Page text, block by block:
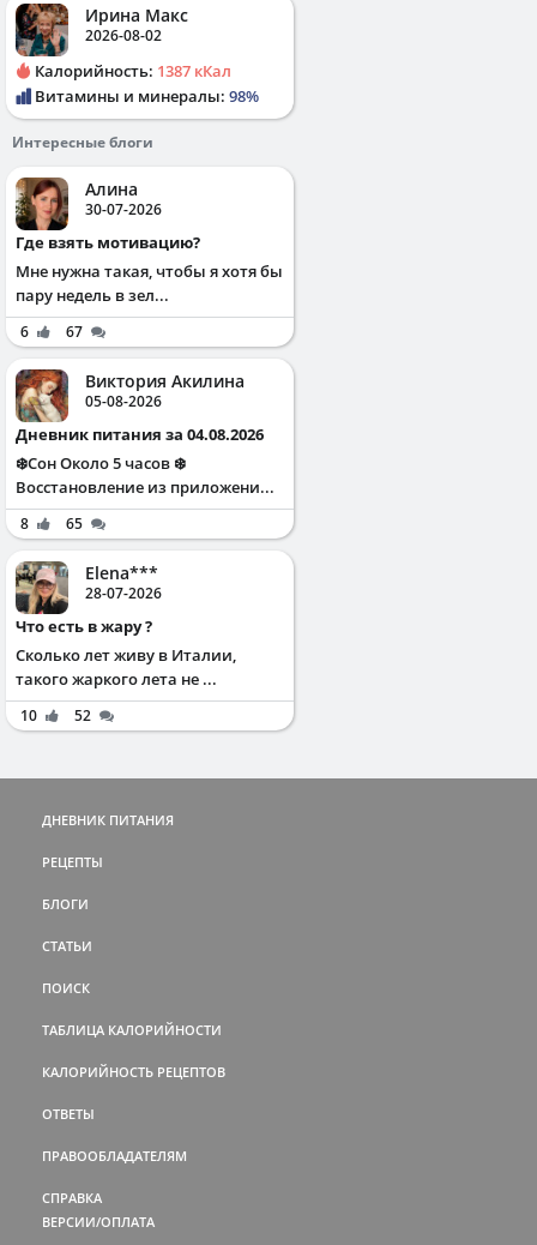
Ирина Макс
2026-08-02
Калорийность: 1387 кКал
Витамины и минералы: 98%
Интересные блоги
Алина
30-07-2026
Где взять мотивацию?
Мне нужна такая, чтобы я хотя бы
пару недель в зел...
6 67
Виктория Акилина
05-08-2026
Дневник питания за 04.08.2026
❄️Сон Около 5 часов ❄️
Восстановление из приложени...
8 65
Elena***
28-07-2026
Что есть в жару ?
Сколько лет живу в Италии,
такого жаркого лета не ...
10 52
ДНЕВНИК ПИТАНИЯ
РЕЦЕПТЫ
БЛОГИ
СТАТЬИ
ПОИСК
ТАБЛИЦА КАЛОРИЙНОСТИ
КАЛОРИЙНОСТЬ РЕЦЕПТОВ
ОТВЕТЫ
ПРАВООБЛАДАТЕЛЯМ
СПРАВКА
ВЕРСИИ/ОПЛАТА